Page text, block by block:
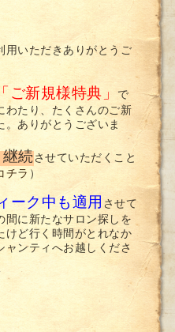
用いただきありがとうご
「ご新規様特典」で
わたり、たくさんのご新
。ありがとうございま
継続させていただくこと
チラ ）
ーク中も適用 させて
間に新たなサロン探しを
けど行く時間がとれなか
ャンティへお越しくださ